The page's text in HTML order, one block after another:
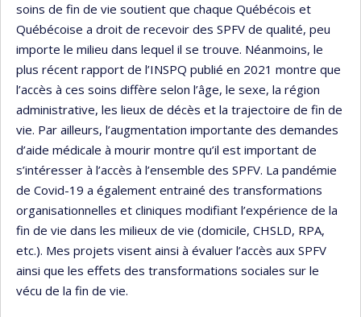
soins de fin de vie soutient que chaque Québécois et
Québécoise a droit de recevoir des SPFV de qualité, peu
importe le milieu dans lequel il se trouve. Néanmoins, le
plus récent rapport de l’INSPQ publié en 2021 montre que
l’accès à ces soins diffère selon l’âge, le sexe, la région
administrative, les lieux de décès et la trajectoire de fin de
vie. Par ailleurs, l’augmentation importante des demandes
d’aide médicale à mourir montre qu’il est important de
s’intéresser à l’accès à l’ensemble des SPFV. La pandémie
de Covid-19 a également entrainé des transformations
organisationnelles et cliniques modifiant l’expérience de la
fin de vie dans les milieux de vie (domicile, CHSLD, RPA,
etc.). Mes projets visent ainsi à évaluer l’accès aux SPFV
ainsi que les effets des transformations sociales sur le
vécu de la fin de vie.